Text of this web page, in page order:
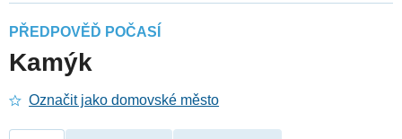
PŘEDPOVĚĎ POČASÍ
Kamýk
Označit jako domovské město